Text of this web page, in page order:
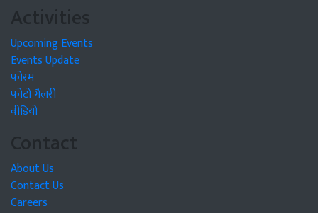
Activities
Upcoming Events
Events Update
फोरम
फोटो गैलरी
वीडियो
Contact
About Us
Contact Us
Careers